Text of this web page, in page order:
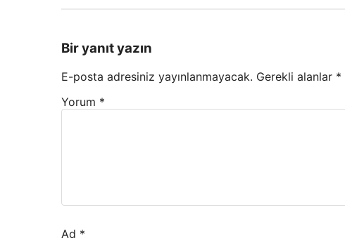
Bir yanıt yazın
E-posta adresiniz yayınlanmayacak. Gerekli alanlar *
Yorum *
Ad *